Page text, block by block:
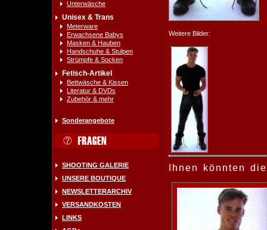
Unterwäsche
Unisex & Trans
Meterware
Erwachsene Babys
Masken & Hauben
Handschuhe & Stulpen
Strümpfe & Socken
Fetisch-Artikel
Bettwäsche & Kissen
Literatur & DVDs
Zubehör & mehr
Sonderangebote
SHOOTING GALERIE
UNSERE BOUTIQUE
NEWSLETTERARCHIV
VERSANDKOSTEN
LINKS
Weitere Bilder:
Ihnen könnten